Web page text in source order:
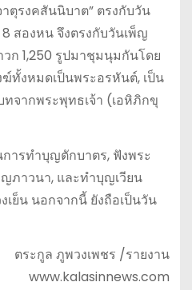
ตุรงคสันนิบาต” ตรงกับวัน
สองหน จึงตรงกับวันเพ็ญ
ก 1,250 รูปมาชุมนุมกันโดย
ทั้งหมดเป็นพระอรหันต์, เป็น
จากพระพุทธเจ้า (เอหิภิกขุ
การทำบุญตักบาตร, ฟังพระ
ญภาวนา, และทำบุญเวียน
เย็น นอกจากนี้ ยังถือเป็นวัน
ตระกูล ภูพวงเพชร /รายงาน
www.kalasinnews.com